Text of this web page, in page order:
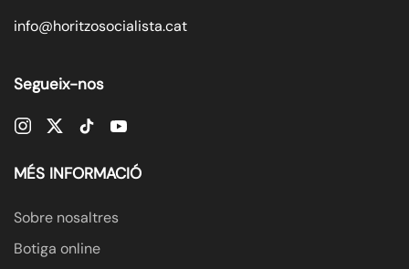
info@horitzosocialista.cat
Segueix-nos
MÉS INFORMACIÓ
Sobre nosaltres
Botiga online